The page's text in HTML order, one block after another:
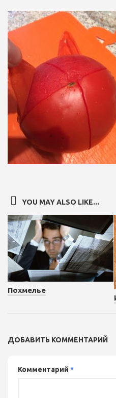
YOU MAY ALSO LIKE...
Похмелье
ДОБАВИТЬ КОММЕНТАРИЙ
Комментарий *